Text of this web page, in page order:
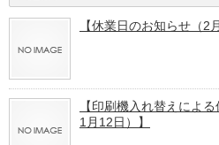
【休業日のお知らせ（2
【印刷機入れ替えによ
1月12日）】